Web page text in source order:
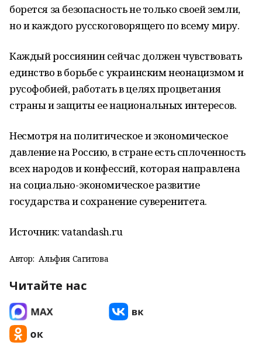
борется за безопасность не только своей земли,
но и каждого русскоговорящего по всему миру.
Каждый россиянин сейчас должен чувствовать
единство в борьбе с украинским неонацизмом и
русофобией, работать в целях процветания
страны и защиты ее национальных интересов.
Несмотря на политическое и экономическое
давление на Россию, в стране есть сплоченность
всех народов и конфессий, которая направлена
на социально-экономическое развитие
государства и сохранение суверенитета.
Источник: vatandash.ru
Автор: Альфия Сагитова
Читайте нас